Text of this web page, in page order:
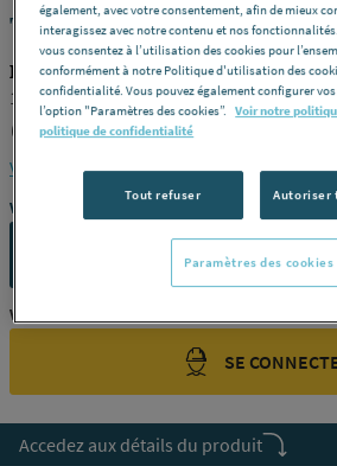
THERM X2 - FTP - Profil-
KERMI FTP110600601R2K
10bar, vanne, droite, avec hab. -Hauteur
(mm)600 -Puissance dt 50 (w)
Voir la description complète
Vous avez un projet ?
CONTACTEZ-
Vous êtes un professionnel ?
SE
Accedez aux détails du produit
également, avec votre consentement, afin de mieux
interagissez avec notre contenu et nos
vous consentez à l’utilisation des cookies pour
conformément à notre Politique d'utilisation des
confidentialité. Vous pouvez également configurer
l’option "Paramètres des cookies”. Voir notre
politique de confidentialité
Tout refuser Autoriser
Paramètres des cookies